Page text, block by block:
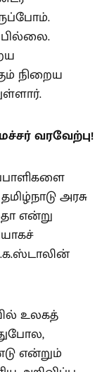
நிறைய
வரவேற்பு!
அரசு
என்று
உலகத்
என்றும்